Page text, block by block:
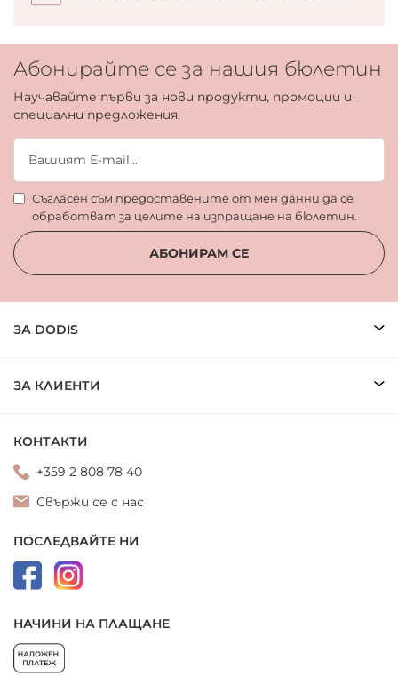
Абонирайте се за нашия бюлетин
Научавайте първи за нови продукти, промоции и
специални предложения.
Съгласен съм предоставените от мен данни да се
обработват за целите на изпращане на бюлетин.
АБОНИРАМ СЕ
ЗА DODIS
ЗА КЛИЕНТИ
КОНТАКТИ
+359 2 808 78 40
Свържи се с нас
ПОСЛЕДВАЙТЕ НИ
НАЧИНИ НА ПЛАЩАНЕ